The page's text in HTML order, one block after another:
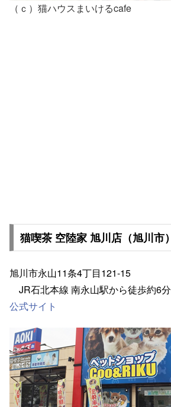
（ｃ）猫ハウスまいけるcafe
猫喫茶 空陸家 旭川店（旭川市）
旭川市永山11条4丁目121-15
JR石北本線 南永山駅から徒歩約6分
公式サイト